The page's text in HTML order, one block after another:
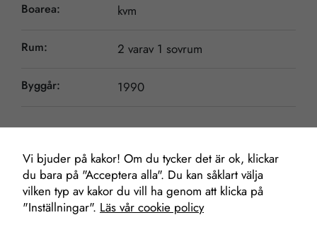
Boarea: kvm
Rum: 2 varav 1 sovrum
Byggår: 1990
Mäklare
Vi bjuder på kakor! Om du tycker det är ok, klickar
du bara på "Acceptera alla". Du kan såklart välja
vilken typ av kakor du vill ha genom att klicka på
"Inställningar". Läs vår cookie policy
Nödvändiga
Dessa kakor